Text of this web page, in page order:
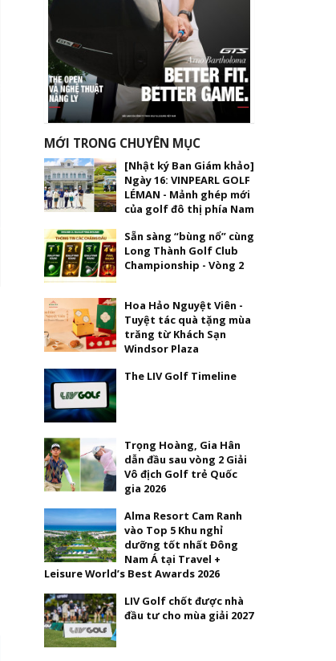
MỚI TRONG CHUYÊN MỤC
[Nhật ký Ban Giám khảo]
Ngày 16: VINPEARL GOLF
LÉMAN - Mảnh ghép mới
của golf đô thị phía Nam
Sẵn sàng “bùng nổ” cùng
Long Thành Golf Club
Championship - Vòng 2
Hoa Hảo Nguyệt Viên -
Tuyệt tác quà tặng mùa
trăng từ Khách Sạn
Windsor Plaza
The LIV Golf Timeline
Trọng Hoàng, Gia Hân
dẫn đầu sau vòng 2 Giải
Vô địch Golf trẻ Quốc
gia 2026
Alma Resort Cam Ranh
vào Top 5 Khu nghỉ
dưỡng tốt nhất Đông
Nam Á tại Travel +
Leisure World’s Best Awards 2026
LIV Golf chốt được nhà
đầu tư cho mùa giải 2027